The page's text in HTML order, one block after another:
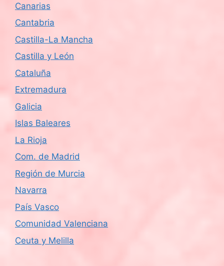
Canarias
Cantabria
Castilla-La Mancha
Castilla y León
Cataluña
Extremadura
Galicia
Islas Baleares
La Rioja
Com. de Madrid
Región de Murcia
Navarra
País Vasco
Comunidad Valenciana
Ceuta y Melilla